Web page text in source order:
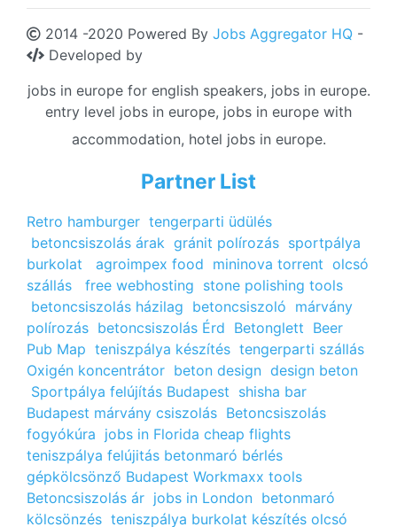
2014 -2020 Powered By Jobs Aggregator HQ -
Developed by
jobs in europe for english speakers, jobs in europe.
entry level jobs in europe, jobs in europe with
accommodation, hotel jobs in europe.
Partner List
Retro hamburger tengerparti üdülés
betoncsiszolás árak gránit polírozás sportpálya
burkolat
agroimpex food mininova torrent olcsó
szállás
free webhosting stone polishing tools
betoncsiszolás házilag betoncsiszoló márvány
polírozás betoncsiszolás Érd Betonglett Beer
Pub Map teniszpálya készítés tengerparti szállás
Oxigén koncentrátor beton design design beton
Sportpálya felújítás Budapest shisha bar
Budapest márvány csiszolás Betoncsiszolás
fogyókúra jobs in Florida cheap flights
teniszpálya felújitás betonmaró bérlés
gépkölcsönző Budapest Workmaxx tools
Betoncsiszolás ár jobs in London betonmaró
kölcsönzés teniszpálya burkolat készítés olcsó